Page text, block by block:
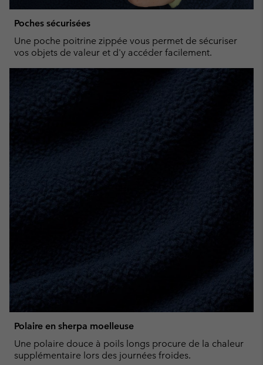
Poches sécurisées
Une poche poitrine zippée vous permet de sécuriser
vos objets de valeur et d'y accéder facilement.
Polaire en sherpa moelleuse
Une polaire douce à poils longs procure de la chaleur
supplémentaire lors des journées froides.